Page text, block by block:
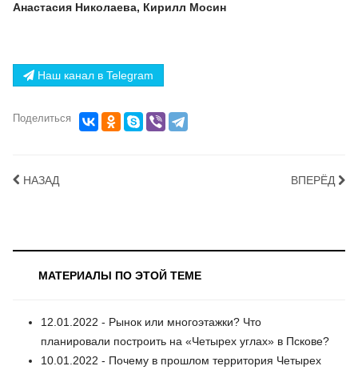
Анастасия Николаева, Кирилл Мосин
Наш канал в Telegram
Поделиться
НАЗАД ВПЕРЁД
МАТЕРИАЛЫ ПО ЭТОЙ ТЕМЕ
12.01.2022 - Рынок или многоэтажки? Что
планировали построить на «Четырех углах» в Пскове?
10.01.2022 - Почему в прошлом территория Четырех